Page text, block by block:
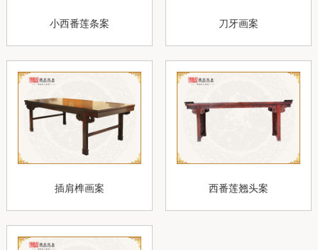
小西番莲条案 刀牙画案
插肩榫画案 西番莲翘头案